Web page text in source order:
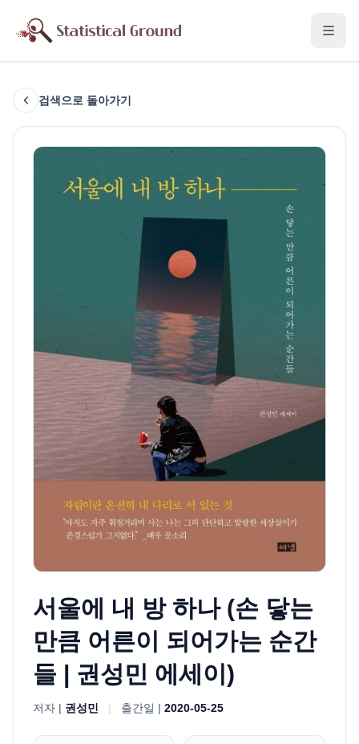
검색으로 돌아가기
서울에 내 방 하나 (손 닿는
만큼 어른이 되어가는 순간
들 | 권성민 에세이)
저자 | 권성민 | 출간일 | 2020-05-25